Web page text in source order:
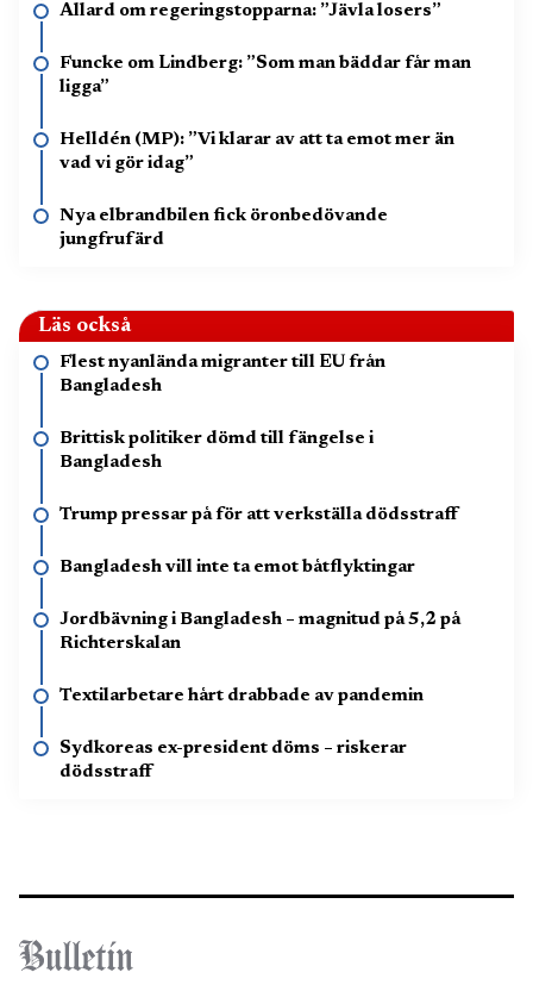
Allard om regeringstopparna: ”Jävla losers”
Funcke om Lindberg: ”Som man bäddar får man
ligga”
Helldén (MP): ”Vi klarar av att ta emot mer än
vad vi gör idag”
Nya elbrandbilen fick öronbedövande
jungfrufärd
Läs också
Flest nyanlända migranter till EU från
Bangladesh
Brittisk politiker dömd till fängelse i
Bangladesh
Trump pressar på för att verkställa dödsstraff
Bangladesh vill inte ta emot båtflyktingar
Jordbävning i Bangladesh – magnitud på 5,2 på
Richterskalan
Textilarbetare hårt drabbade av pandemin
Sydkoreas ex-president döms – riskerar
dödsstraff